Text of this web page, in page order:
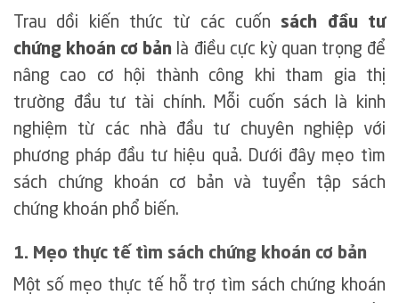
Trau dồi kiến thức từ các cuốn sách đầu tư
chứng khoán cơ bản là điều cực kỳ quan trọng để
nâng cao cơ hội thành công khi tham gia thị
trường đầu tư tài chính. Mỗi cuốn sách là kinh
nghiệm từ các nhà đầu tư chuyên nghiệp với
phương pháp đầu tư hiệu quả. Dưới đây mẹo tìm
sách chứng khoán cơ bản và tuyển tập sách
chứng khoán phổ biến.
1. Mẹo thực tế tìm sách chứng khoán cơ bản
Một số mẹo thực tế hỗ trợ tìm sách chứng khoán